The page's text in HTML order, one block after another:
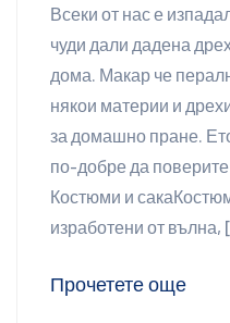
Всеки от нас е
чуди дали дадена
дома. Макар че
някои материи и
за домашно пране.
по-добре да
Костюми и
изработени от
Прочетете още